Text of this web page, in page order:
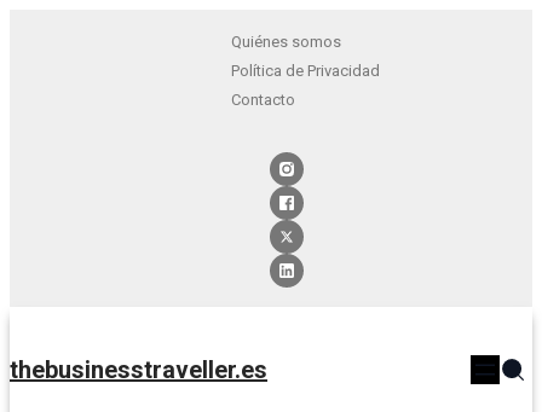
Quiénes somos
Política de Privacidad
Contacto
thebusinesstraveller.es